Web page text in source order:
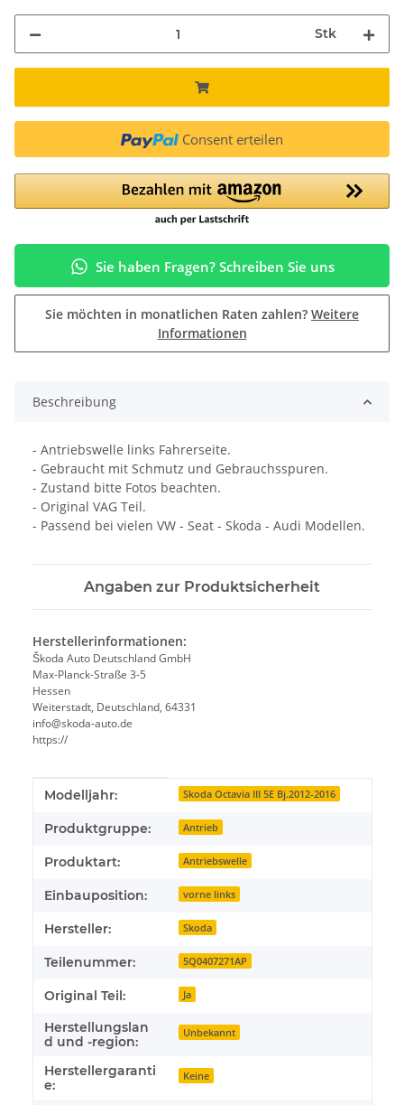
Stk
Consent erteilen
Sie haben Fragen? Schreiben Sie uns
Sie möchten in monatlichen Raten zahlen? Weitere
Informationen
Beschreibung
- Antriebswelle links Fahrerseite.
- Gebraucht mit Schmutz und Gebrauchsspuren.
- Zustand bitte Fotos beachten.
- Original VAG Teil.
- Passend bei vielen VW - Seat - Skoda - Audi Modellen.
Angaben zur Produktsicherheit
Herstellerinformationen:
Škoda Auto Deutschland GmbH
Max-Planck-Straße 3-5
Hessen
Weiterstadt, Deutschland, 64331
info@skoda-auto.de
https://
Produkteigenschaft
Wert
Modelljahr: Skoda Octavia III 5E Bj.2012-2016
Produktgruppe: Antrieb
Produktart: Antriebswelle
Einbauposition: vorne links
Hersteller: Skoda
Teilenummer: 5Q0407271AP
Original Teil: Ja
Herstellungslan
d und -region:
Unbekannt
Herstellergaranti
e:
Keine